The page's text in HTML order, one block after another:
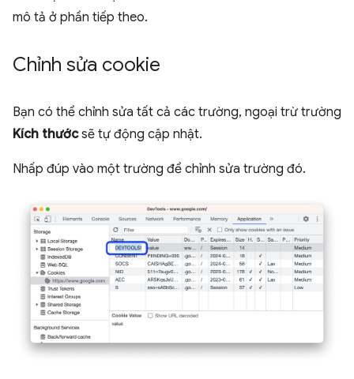
mô tả ở phần tiếp theo.
Chỉnh sửa cookie
Bạn có thể chỉnh sửa tất cả các trường, ngoại trừ trường
Kích thướcsẽ tự động cập nhật.
Nhấp đúp vào một trường để chỉnh sửa trường đó.